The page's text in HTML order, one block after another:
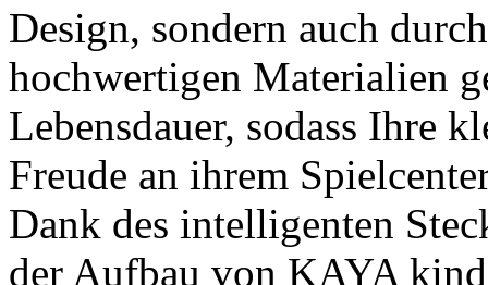
Design, sondern auch
hochwertigen Materialien
Lebensdauer, sodass Ihre
Freude an ihrem
Dank des intelligenten
der Aufbau von KAYA